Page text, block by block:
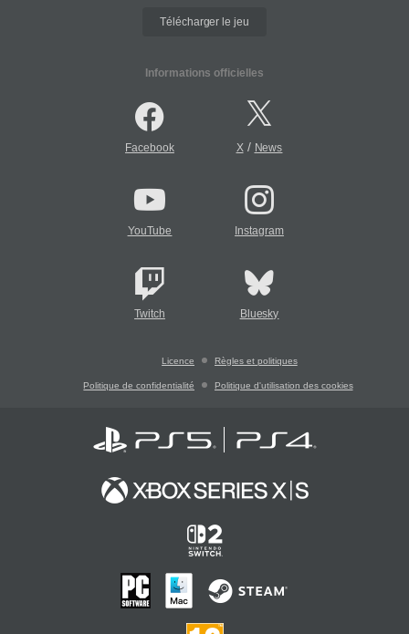
Télécharger le jeu
Informations officielles
Facebook X/ News
YouTube Instagram
Twitch Bluesky
Licence Règles et politiques
Politique de confidentialité Politique d'utilisation des cookies